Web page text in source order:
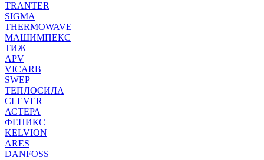
TRANTER
SIGMA
THERMOWAVE
МАШИМПЕКС
ТИЖ
APV
VICARB
SWEP
ТЕПЛОСИЛА
CLEVER
АСТЕРА
ФЕНИКС
KELVION
ARES
DANFOSS